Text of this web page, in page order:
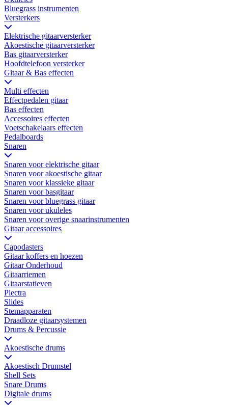
Bluegrass instrumenten
Versterkers
Elektrische gitaarversterker
Akoestische gitaarversterker
Bas gitaarversterker
Hoofdtelefoon versterker
Gitaar & Bas effecten
Multi effecten
Effectpedalen gitaar
Bas effecten
Accessoires effecten
Voetschakelaars effecten
Pedalboards
Snaren
Snaren voor elektrische gitaar
Snaren voor akoestische gitaar
Snaren voor klassieke gitaar
Snaren voor basgitaar
Snaren voor bluegrass gitaar
Snaren voor ukuleles
Snaren voor overige snaarinstrumenten
Gitaar accessoires
Capodasters
Gitaar koffers en hoezen
Gitaar Onderhoud
Gitaarriemen
Gitaarstatieven
Plectra
Slides
Stemapparaten
Draadloze gitaarsystemen
Drums & Percussie
Akoestische drums
Akoestisch Drumstel
Shell Sets
Snare Drums
Digitale drums